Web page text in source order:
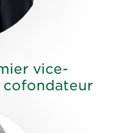
vice-
cofondateur